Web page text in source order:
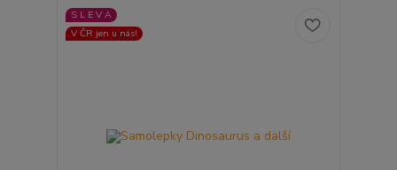
S L E V A
V ČR jen u nás!